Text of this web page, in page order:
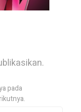
pada